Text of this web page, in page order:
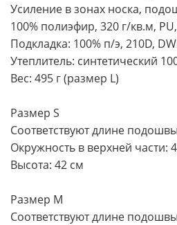
Усиление в зонах носка,
100% полиэфир, 320 г/кв.м,
Подкладка: 100% п/э, 210D,
Утеплитель: синтетический
Вес: 495 г (размер L)
Размер S
Соответствуют длине
Окружность в верхней части:
Высота: 42 см
Размер M
Соответствуют длине